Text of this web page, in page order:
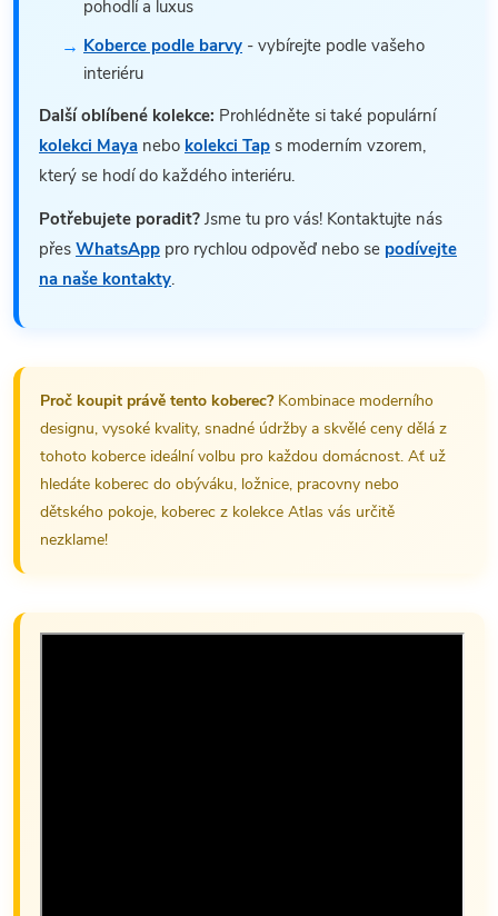
pohodlí a luxus
Koberce podle barvy - vybírejte podle vašeho
interiéru
Další oblíbené kolekce: Prohlédněte si také populární
kolekci Maya nebo kolekci Tap s moderním vzorem,
který se hodí do každého interiéru.
Potřebujete poradit? Jsme tu pro vás! Kontaktujte nás
přes WhatsApp pro rychlou odpověď nebo se podívejte
na naše kontakty.
Proč koupit právě tento koberec?Kombinace moderního
designu, vysoké kvality, snadné údržby a skvělé ceny dělá z
tohoto koberce ideální volbu pro každou domácnost. Ať už
hledáte koberec do obýváku, ložnice, pracovny nebo
dětského pokoje, koberec z kolekce Atlas vás určitě
nezklame!